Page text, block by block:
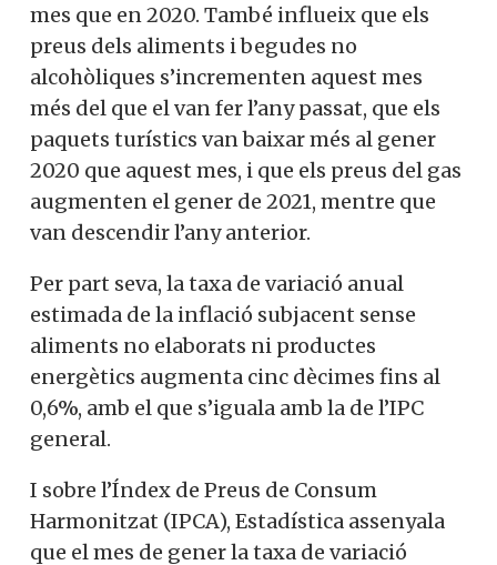
mes que en 2020. També influeix que els
preus dels aliments i begudes no
alcohòliques s’incrementen aquest mes
més del que el van fer l’any passat, que els
paquets turístics van baixar més al gener
2020 que aquest mes, i que els preus del gas
augmenten el gener de 2021, mentre que
van descendir l’any anterior.
Per part seva, la taxa de variació anual
estimada de la inflació subjacent sense
aliments no elaborats ni productes
energètics augmenta cinc dècimes fins al
0,6%, amb el que s’iguala amb la de l’IPC
general.
I sobre l’Índex de Preus de Consum
Harmonitzat (IPCA), Estadística assenyala
que el mes de gener la taxa de variació